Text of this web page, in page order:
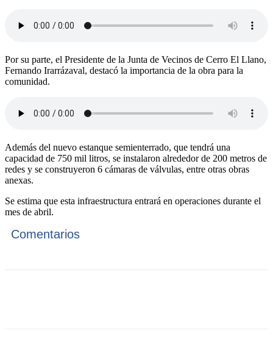
Por su parte, el Presidente de la Junta de Vecinos de Cerro El Llano,
Fernando Irarrázaval, destacó la importancia de la obra para la
comunidad.
Además del nuevo estanque semienterrado, que tendrá una
capacidad de 750 mil litros, se instalaron alrededor de 200 metros de
redes y se construyeron 6 cámaras de válvulas, entre otras obras
anexas.
Se estima que esta infraestructura entrará en operaciones durante el
mes de abril.
Comentarios